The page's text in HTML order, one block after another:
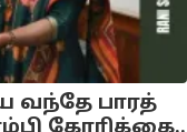
வந்தே பாரத்